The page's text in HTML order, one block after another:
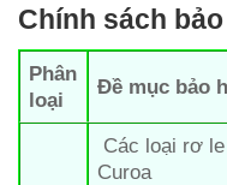
Chính sách
Phân
loại
Đề mục bảo
Các loại rơ
Curoa